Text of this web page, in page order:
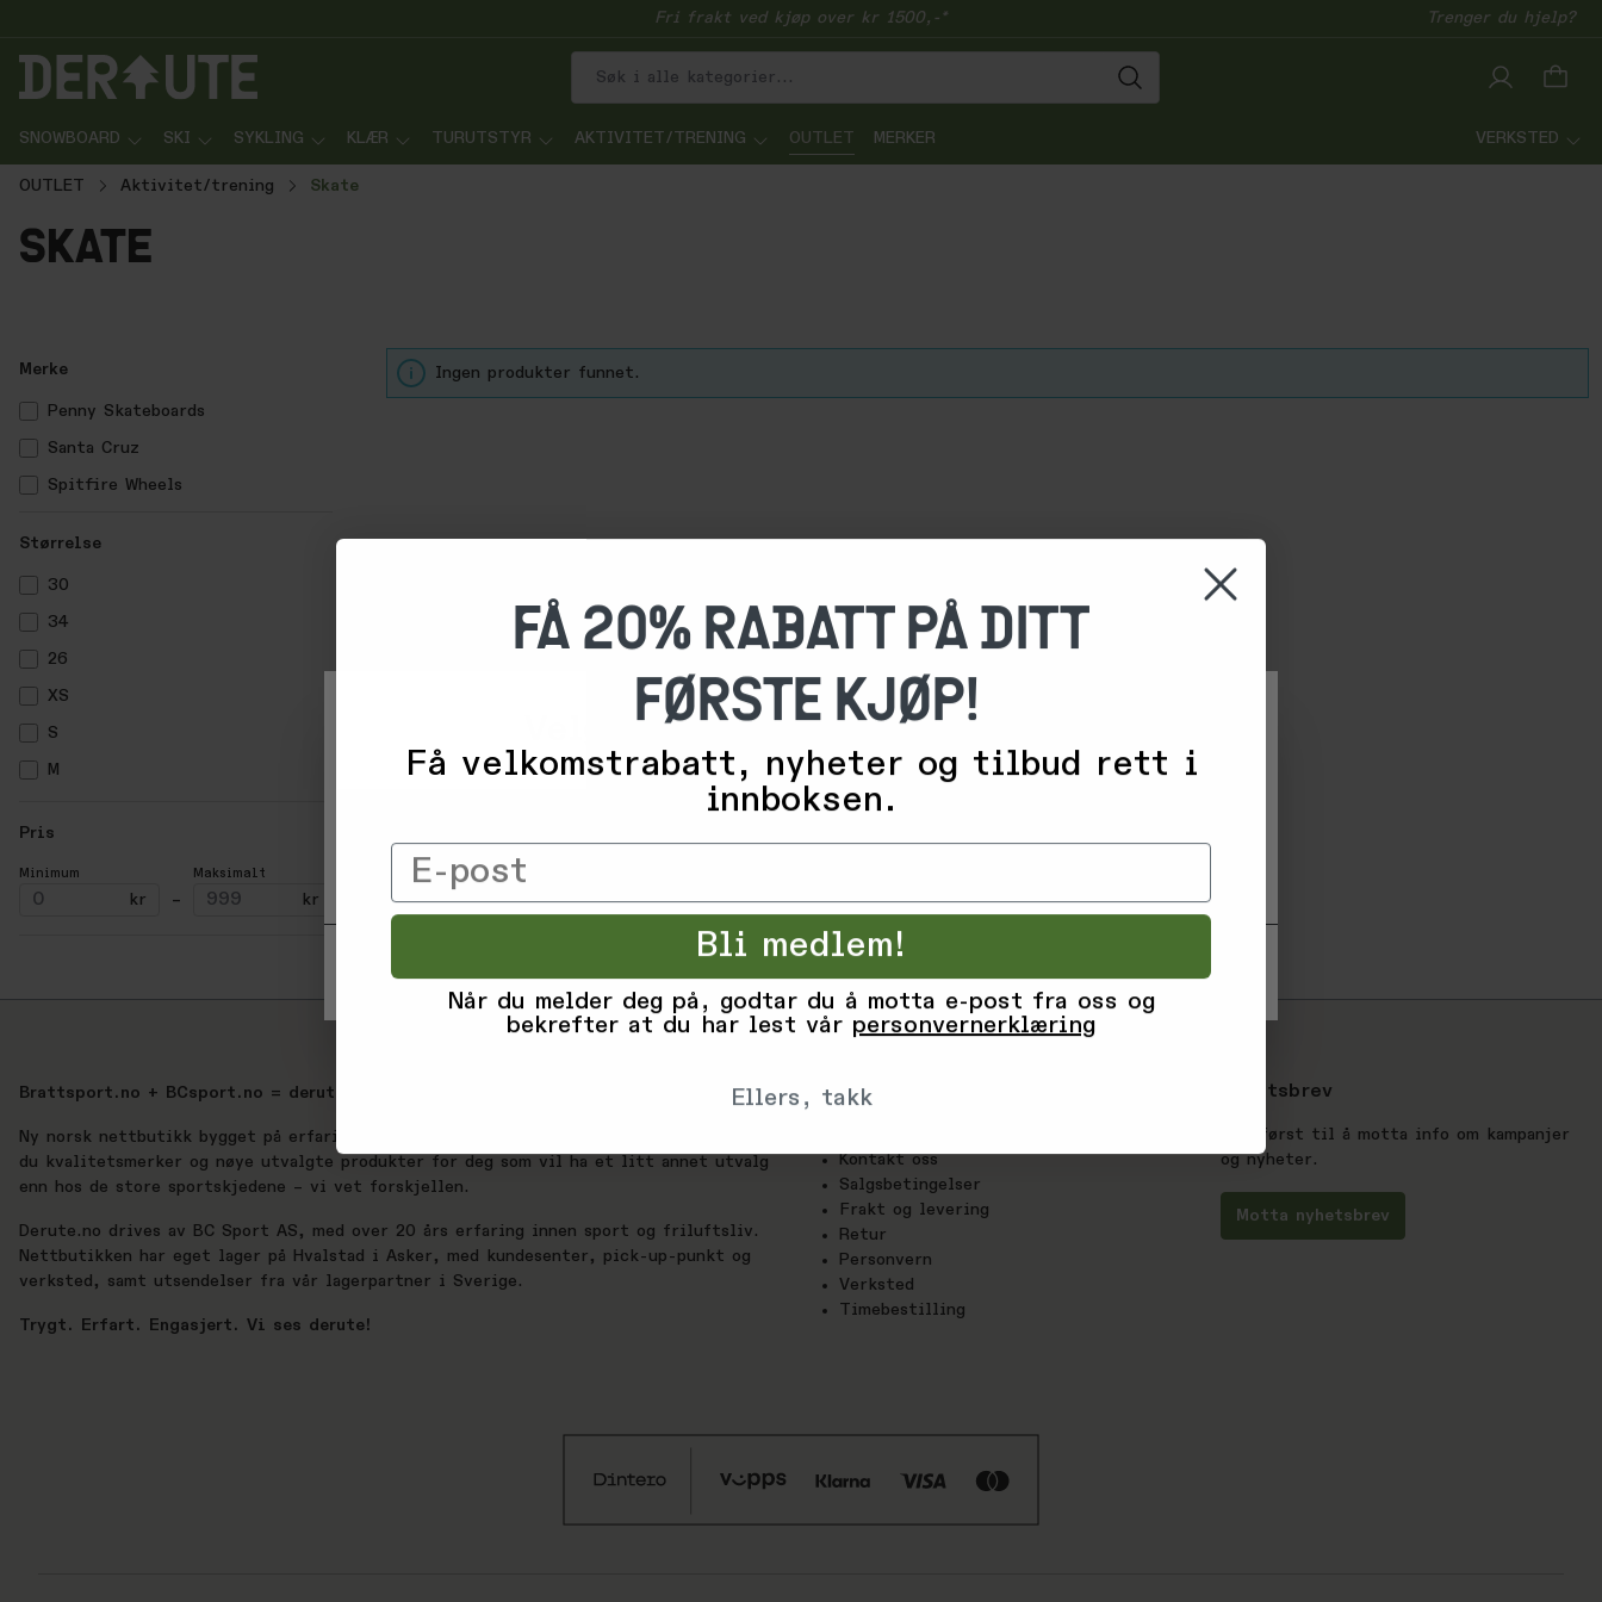
Fri frakt ved kjøp over kr 1500,-* Trenger du hjelp?
SNOWBOARD SKI SYKLING KLÆR TURUTSTYR AKTIVITET/TRENING OUTLET MERKER VERKSTED
OUTLET Aktivitet/trening Skate
skate
Merke
Penny Skateboards
Santa Cruz
Spitfire Wheels
Størrelse
30
34
26
XS
S
M
Pris
Minimum
kr –
Maksimalt
kr
Ingen produkter funnet.
Brattsport.no + BCsport.no = derute.no
Ny norsk nettbutikk bygget på erfaring, lidenskap og ekte utstyrs-glede. Hos oss finner
du kvalitetsmerker og nøye utvalgte produkter for deg som vil ha et litt annet utvalg
enn hos de store sportskjedene – vi vet forskjellen.
Derute.no drives av BC Sport AS, med over 20 års erfaring innen sport og friluftsliv.
Nettbutikken har eget lager på Hvalstad i Asker, med kundesenter, pick-up-punkt og
verksted, samt utsendelser fra vår lagerpartner i Sverige.
Trygt. Erfart. Engasjert. Vi ses derute!
Trenger du hjelp?
Kontakt oss
Salgsbetingelser
Frakt og levering
Retur
Personvern
Verksted
Timebestilling
Nyhetsbrev
Vær først til å motta info om kampanjer
og nyheter.
Motta nyhetsbrev
Velg dine cookie-innstillinger
Vi og våre forretningspartnere bruker teknologier, inkludert informasjonskapsler, til å samle
trykke 'Godta', samtykker du til alle disse formålene. Du kan også velge hvilke formål du samtykker
til ved å klikke på avmerkingsboksen ved siden av formålet, og deretter trykke 'Lagre innstillinger'.
FÅ 20% RABATT PÅ DITT
FØRSTE KJØP!
Få velkomstrabatt, nyheter og tilbud rett i
innboksen.
Email
Bli medlem!
Når du melder deg på, godtar du å motta e-post fra oss og
bekrefter at du har lest vår personvernerklæring
Ellers, takk